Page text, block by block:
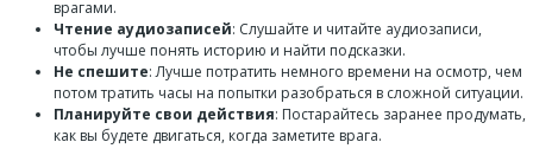
врагами.
Чтение аудиозаписей: Слушайте и читайте аудиозаписи,
чтобы лучше понять историю и найти подсказки.
Не спешите: Лучше потратить немного времени на осмотр, чем
потом тратить часы на попытки разобраться в сложной ситуации.
Планируйте свои действия: Постарайтесь заранее продумать,
как вы будете двигаться, когда заметите врага.